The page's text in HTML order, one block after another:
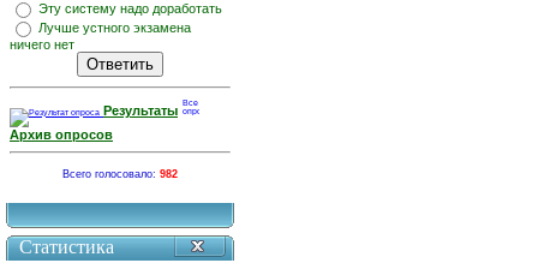
Эту систему надо доработать
Лучше устного экзамена
ничего нет
Результаты
Архив опросов
Всего голосовало: 982
Статистика